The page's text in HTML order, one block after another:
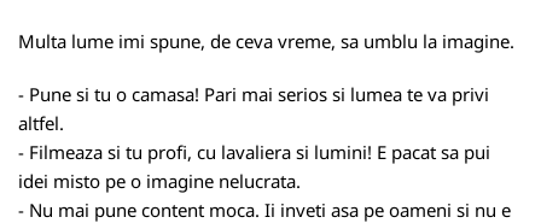
Multa lume imi spune, de ceva vreme, sa umblu la imagine.
- Pune si tu o camasa! Pari mai serios si lumea te va privi
altfel.
- Filmeaza si tu profi, cu lavaliera si lumini! E pacat sa pui
idei misto pe o imagine nelucrata.
- Nu mai pune content moca. Ii inveti asa pe oameni si nu e